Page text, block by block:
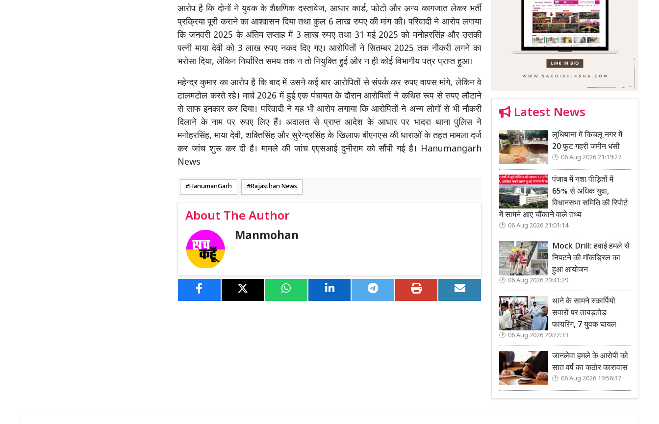
आरोप है कि दोनों ने युवक के शैक्षणिक दस्तावेज, आधार कार्ड, फोटो और अन्य कागजात लेकर भर्ती
प्रक्रिया पूरी कराने का आश्वासन दिया तथा कुल 6 लाख रुपए की मांग की। परिवादी ने आरोप लगाया
कि जनवरी 2025 के अंतिम सप्ताह में 3 लाख रुपए तथा 31 मई 2025 को मनोहरसिंह और उसकी
पत्नी माया देवी को 3 लाख रुपए नकद दिए गए। आरोपितों ने सितम्बर 2025 तक नौकरी लगने का
भरोसा दिया, लेकिन निर्धारित समय तक न तो नियुक्ति हुई और न ही कोई विभागीय पत्र प्राप्त हुआ।
महेन्द्र कुमार का आरोप है कि बाद में उसने कई बार आरोपितों से संपर्क कर रुपए वापस मांगे, लेकिन वे
टालमटोल करते रहे। मार्च 2026 में हुई एक पंचायत के दौरान आरोपितों ने कथित रूप से रुपए लौटाने
से साफ इनकार कर दिया। परिवादी ने यह भी आरोप लगाया कि आरोपितों ने अन्य लोगों से भी नौकरी
दिलाने के नाम पर रुपए लिए हैं। अदालत से प्राप्त आदेश के आधार पर भादरा थाना पुलिस ने
मनोहरसिंह, माया देवी, शक्तिसिंह और सुरेन्द्रसिंह के खिलाफ बीएनएस की धाराओं के तहत मामला दर्ज
कर जांच शुरू कर दी है। मामले की जांच एएसआई दुनीराम को सौंपी गई है। Hanumangarh
News
HanumanGarh Rajasthan News
About The Author
Manmohan
Latest News
लुधियाना में किचलू नगर में
20 फुट गहरी जमीन धंसी
06 Aug 2026 21:19:27
पंजाब में नशा पीड़ितों में
65% से अधिक युवा,
विधानसभा समिति की रिपोर्ट
में सामने आए चौंकाने वाले तथ्य
06 Aug 2026 21:01:14
Mock Drill: हवाई हमले से
निपटने की मॉकड्रिल का
हुआ आयोजन
06 Aug 2026 20:41:29
थाने के सामने स्कार्पियो
सवारों पर ताबड़तोड़
फायरिंग, 7 युवक घायल
06 Aug 2026 20:22:33
जानलेवा हमले के आरोपी को
सात वर्ष का कठोर कारावास
06 Aug 2026 19:56:37